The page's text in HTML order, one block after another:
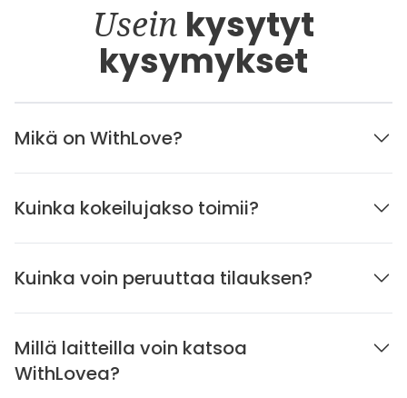
Usein kysytyt
kysymykset
Mikä on WithLove?
Kuinka kokeilujakso toimii?
Kuinka voin peruuttaa tilauksen?
Millä laitteilla voin katsoa
WithLovea?